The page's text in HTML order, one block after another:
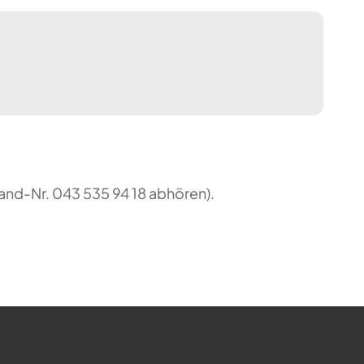
Nr. 043 535 94 18 abhören).